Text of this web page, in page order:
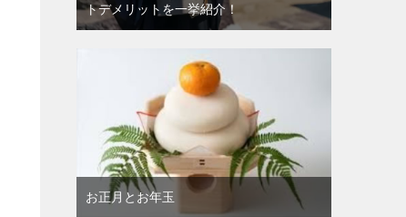
トデメリットを一挙紹介！
お正月とお年玉